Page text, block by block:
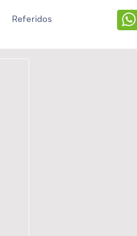
Referidos